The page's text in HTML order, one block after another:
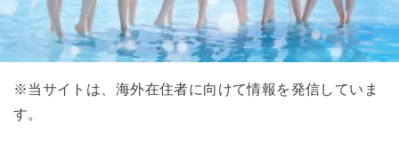
※当サイトは、海外在住者に向けて情報を発信していま
す。